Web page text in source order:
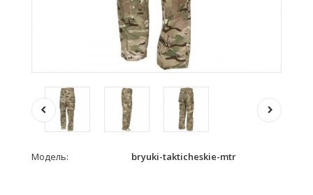
Модель: bryuki-takticheskie-mtr